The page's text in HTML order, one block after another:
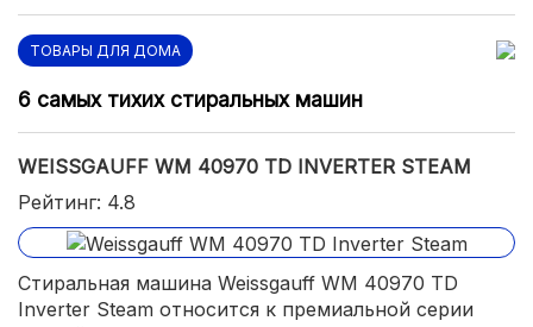
ТОВАРЫ ДЛЯ ДОМА
6 самых тихих стиральных машин
WEISSGAUFF WM 40970 TD INVERTER STEAM
Рейтинг: 4.8
Стиральная машина Weissgauff WM 40970 TD
Inverter Steam относится к премиальной серии